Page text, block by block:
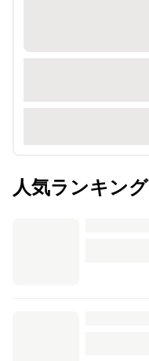
人気ランキング